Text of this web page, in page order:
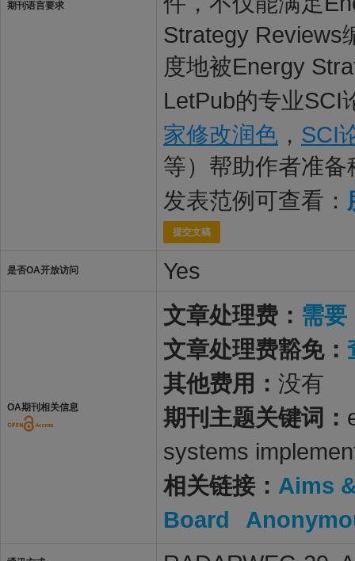
期刊语言要求
Strategy Reviews
度地被Energy
LetPub的专业SCI
家修改润色 ， SCI
等）帮助作者准
发表范例可查看：
提交文稿
是否OA开放访问 Yes
OA期刊相关信息
文章处理费： 需要
文章处理费豁免：
其他费用： 没有
期刊主题关键词：
systems
相关链接： Aims
Board